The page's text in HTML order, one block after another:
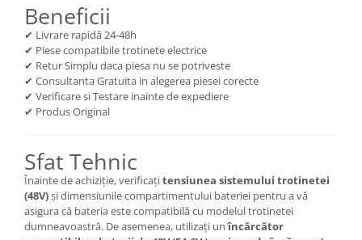
Beneficii
✔ Livrare rapidă 24-48h
✔ Piese compatibile trotinete electrice
✔ Retur Simplu daca piesa nu se potriveste
✔ Consultanta Gratuita in alegerea piesei corecte
✔ Verificare si Testare inainte de expediere
✔ Produs Original
Sfat Tehnic
Înainte de achiziție, verificațitensiunea sistemului trotinetei
(48V)și dimensiunile compartimentului bateriei pentru a vă
asigura că bateria este compatibilă cu modelul trotinetei
dumneavoastră. De asemenea, utilizați unîncărcător